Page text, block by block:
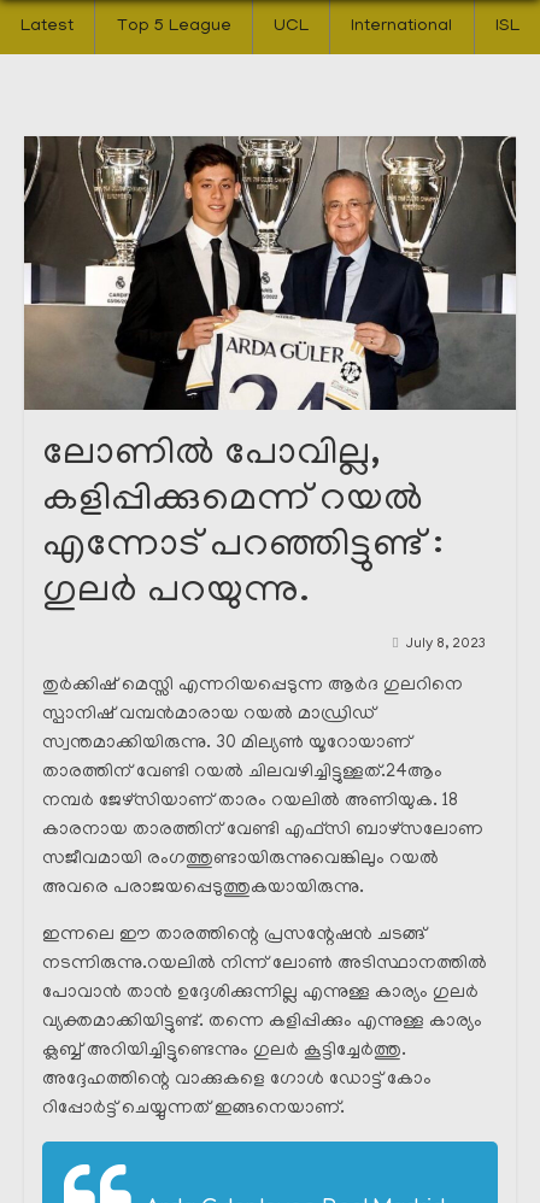
Latest Top 5 League UCL International ISL
ലോണിൽ പോവില്ല,
കളിപ്പിക്കുമെന്ന് റയൽ
എന്നോട് പറഞ്ഞിട്ടുണ്ട് :
ഗുലർ പറയുന്നു.
July 8, 2023
തുർക്കിഷ് മെസ്സി എന്നറിയപ്പെടുന്ന ആർദ ഗുലറിനെ
സ്പാനിഷ് വമ്പൻമാരായ റയൽ മാഡ്രിഡ്
സ്വന്തമാക്കിയിരുന്നു. 30 മില്യൺ യൂറോയാണ്
താരത്തിന് വേണ്ടി റയൽ ചിലവഴിച്ചിട്ടുള്ളത്.24ആം
നമ്പർ ജേഴ്സിയാണ് താരം റയലിൽ അണിയുക. 18
കാരനായ താരത്തിന് വേണ്ടി എഫ്സി ബാഴ്സലോണ
സജീവമായി രംഗത്തുണ്ടായിരുന്നുവെങ്കിലും റയൽ
അവരെ പരാജയപ്പെടുത്തുകയായിരുന്നു.
ഇന്നലെ ഈ താരത്തിന്റെ പ്രസന്റേഷൻ ചടങ്ങ്
നടന്നിരുന്നു.റയലിൽ നിന്ന് ലോൺ അടിസ്ഥാനത്തിൽ
പോവാൻ താൻ ഉദ്ദേശിക്കുന്നില്ല എന്നുള്ള കാര്യം ഗുലർ
വ്യക്തമാക്കിയിട്ടുണ്ട്. തന്നെ കളിപ്പിക്കും എന്നുള്ള കാര്യം
ക്ലബ്ബ് അറിയിച്ചിട്ടുണ്ടെന്നും ഗുലർ കൂട്ടിച്ചേർത്തു.
അദ്ദേഹത്തിന്റെ വാക്കുകളെ ഗോൾ ഡോട്ട് കോം
റിപ്പോർട്ട് ചെയ്യുന്നത് ഇങ്ങനെയാണ്.